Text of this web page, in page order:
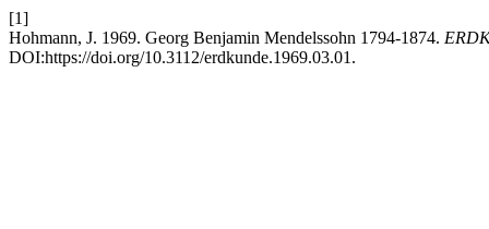
[1]
Hohmann, J. 1969. Georg Benjamin Mendelssohn 1794-1874.
DOI:https://doi.org/10.3112/erdkunde.1969.03.01.